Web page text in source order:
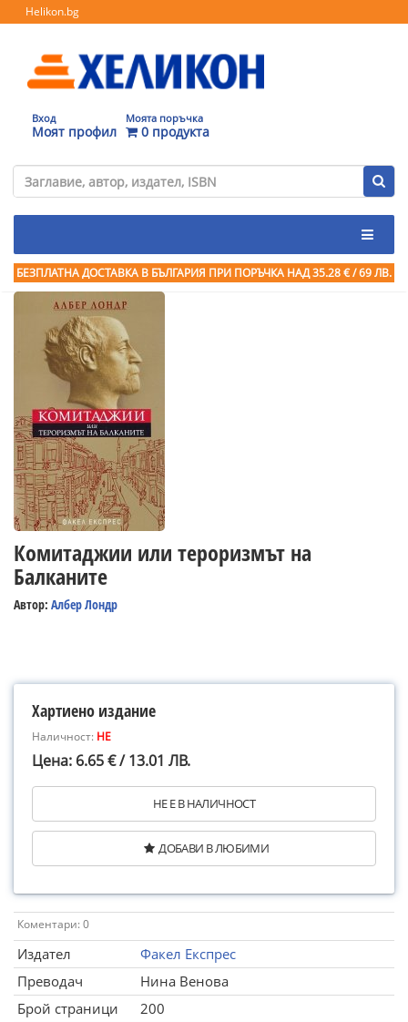
Helikon.bg
Вход
Моят профил
Моята поръчка
0 продукта
БЕЗПЛАТНА ДОСТАВКА В БЪЛГАРИЯ ПРИ ПОРЪЧКА НАД 35.28 € / 69 ЛВ.
Комитаджии или тероризмът на
Балканите
Автор: Албер Лондр
Хартиено издание
Наличност: НЕ
Цена: 6.65 € / 13.01 ЛВ.
НЕ Е В НАЛИЧНОСТ
ДОБАВИ В ЛЮБИМИ
Коментари: 0
Издател
Факел Експрес
Преводач
Нина Венова
Брой страници
200